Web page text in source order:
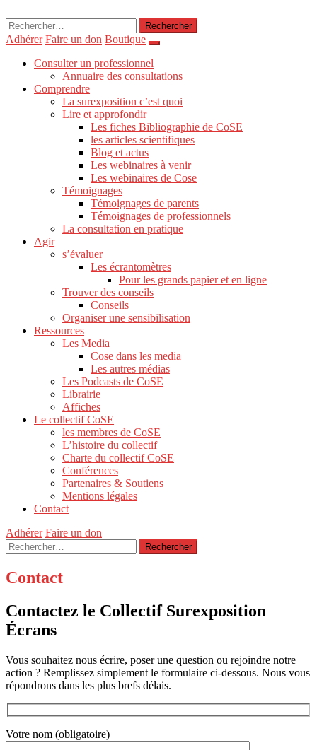
Rechercher :
Adhérer Faire un don Boutique
Consulter un professionnel
Annuaire des consultations
Comprendre
La surexposition c’est quoi
Lire et approfondir
Les fiches Bibliographie de CoSE
les articles scientifiques
Blog et actus
Les webinaires à venir
Les webinaires de Cose
Témoignages
Témoignages de parents
Témoignages de professionnels
La consultation en pratique
Agir
s’évaluer
Les écrantomètres
Pour les grands papier et en ligne
Trouver des conseils
Conseils
Organiser une sensibilisation
Ressources
Les Media
Cose dans les media
Les autres médias
Les Podcasts de CoSE
Librairie
Affiches
Le collectif CoSE
les membres de CoSE
L’histoire du collectif
Charte du collectif CoSE
Conférences
Partenaires & Soutiens
Mentions légales
Contact
Adhérer Faire un don
Rechercher :
Contact
Contactez le Collectif Surexposition
Écrans
Vous souhaitez nous écrire, poser une question ou rejoindre notre
action ? Remplissez simplement le formulaire ci-dessous. Nous vous
répondrons dans les plus brefs délais.
Votre nom (obligatoire)